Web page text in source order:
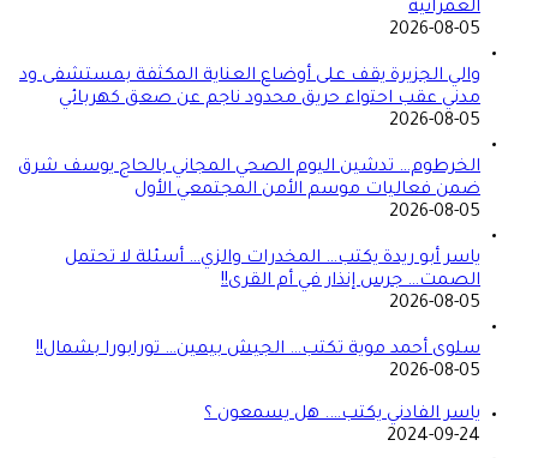
العمرانية
2026-08-05
والي الجزيرة يقف على أوضاع العناية المكثفة بمستشفى ود
مدني عقب احتواء حريق محدود ناجم عن صعق كهربائي
2026-08-05
الخرطوم… تدشين اليوم الصحي المجاني بالحاج يوسف شرق
ضمن فعاليات موسم الأمن المجتمعي الأول
2026-08-05
ياسر أبو ريدة يكتب… المخدرات والزي… أسئلة لا تحتمل
الصمت… جرس إنذار في أم القرى!!
2026-08-05
سلوى أحمد موية تكتب… الجيش بيمين… تورابورا بشمال!!
2026-08-05
ياسر الفادني يكتب…. هل يسمعون ؟
2024-09-24